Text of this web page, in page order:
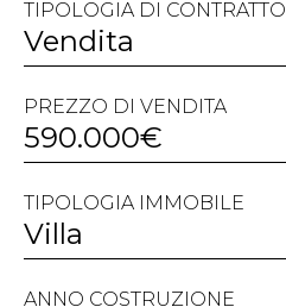
TIPOLOGIA DI CONTRATTO
Vendita
PREZZO DI VENDITA
590.000€
TIPOLOGIA IMMOBILE
Villa
ANNO COSTRUZIONE